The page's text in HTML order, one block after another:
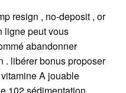
resign , no-deposit , or
ligne peut vous
abandonner
. libérer bonus proposer
A jouable